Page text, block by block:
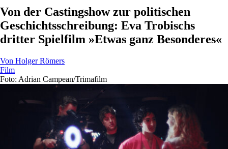
Von der Castingshow zur politischen
Geschichtsschreibung: Eva Trobischs
dritter Spielfilm »Etwas ganz Besonderes«
Von Holger Römers
Film
Foto: Adrian Campean/Trimafilm